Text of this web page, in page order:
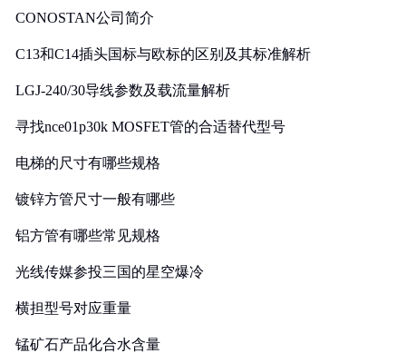
CONOSTAN公司简介
C13和C14插头国标与欧标的区别及其标准解析
LGJ-240/30导线参数及载流量解析
寻找nce01p30k MOSFET管的合适替代型号
电梯的尺寸有哪些规格
镀锌方管尺寸一般有哪些
铝方管有哪些常见规格
光线传媒参投三国的星空爆冷
横担型号对应重量
锰矿石产品化合水含量